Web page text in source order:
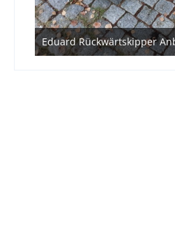
20. Dezember 2020